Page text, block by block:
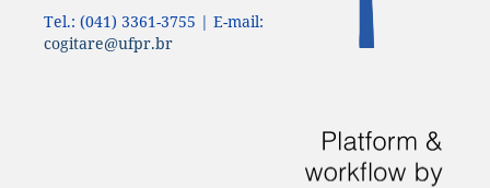
Tel.: (041) 3361-3755 | E-mail:
cogitare@ufpr.br